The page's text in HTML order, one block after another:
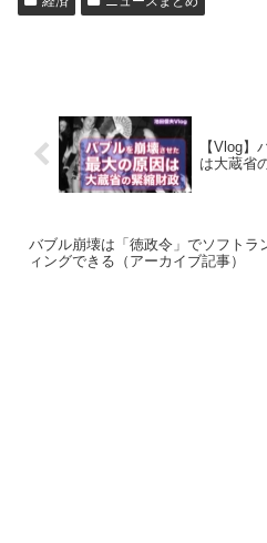
【Vlog】
は大蔵省
バブル崩壊は「徳政令」でソフトラ
ィングできる（アーカイブ記事）